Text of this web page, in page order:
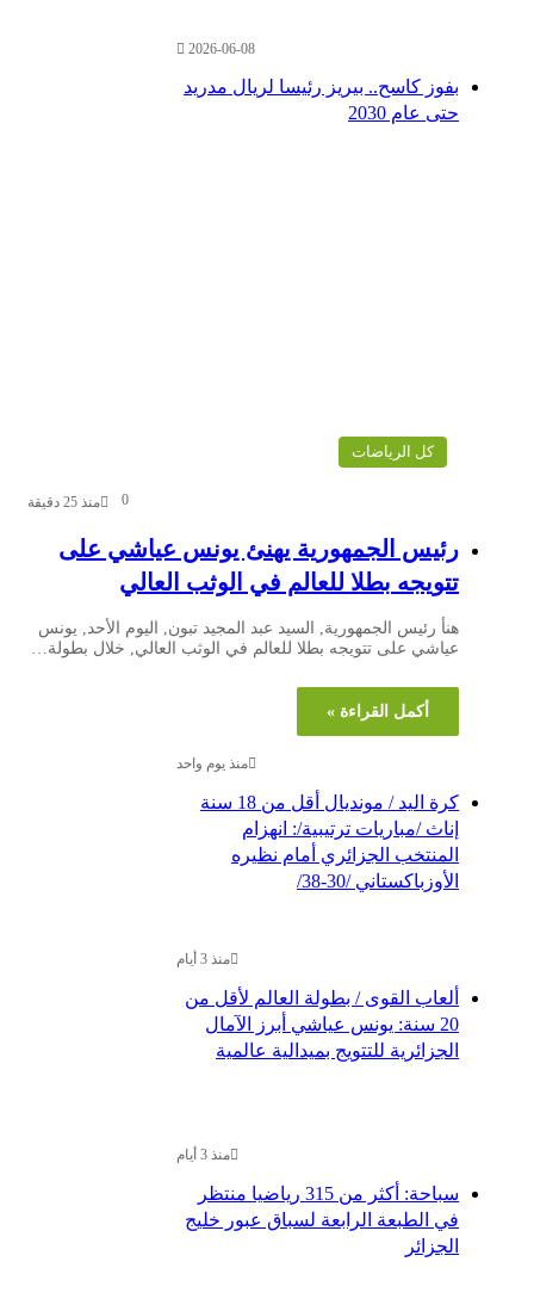
2026-06-08
بفوز كاسح.. بيريز رئيسا لريال مدريد
حتى عام 2030
كل الرياضات
رئيس الجمهورية يهنئ يونس عياشي على
تتويجه بطلا للعالم في الوثب العالي
هنأ رئيس الجمهورية, السيد عبد المجيد تبون, اليوم الأحد, يونس
عياشي على تتويجه بطلا للعالم في الوثب العالي, خلال بطولة…
أكمل القراءة »
منذ يوم واحد
كرة اليد / مونديال أقل من 18 سنة
إناث /مباريات ترتيبية/: انهزام
المنتخب الجزائري أمام نظيره
الأوزباكستاني /30-38/
ألعاب القوى / بطولة العالم لأقل من
20 سنة: يونس عياشي أبرز الآمال
الجزائرية للتتويج بميدالية عالمية
سباحة: أكثر من 315 رياضيا منتظر
في الطبعة الرابعة لسباق عبور خليج